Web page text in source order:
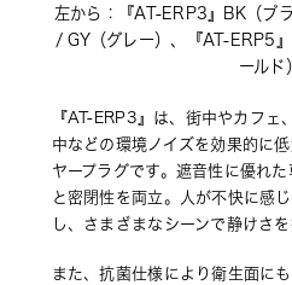
左から：『AT-ERP3』BK（ブ
/ GY（グレー）、『AT-ERP5
ールド）
『AT-ERP3』は、街中やカフェ
中などの環境ノイズを効果的に
ヤープラグです。遮音性に優れ
と密閉性を両立。人が不快に感
し、さまざまなシーンで静けさを
また、抗菌仕様により衛生面に